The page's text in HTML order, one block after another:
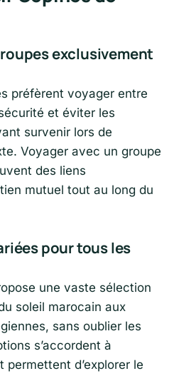
exclusivement
préfèrent voyager entre
et éviter les
survenir lors de
Voyager avec un groupe
des liens
mutuel tout au long du
pour tous les
une vaste sélection
soleil marocain aux
sans oublier les
s’accordent à
d’explorer le